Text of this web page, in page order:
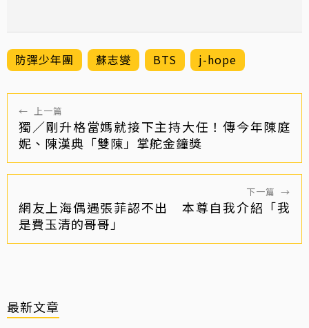
防彈少年團 蘇志燮 BTS j-hope
← 上一篇
獨／剛升格當媽就接下主持大任！傳今年陳庭
妮、陳漢典「雙陳」掌舵金鐘獎
下一篇 →
網友上海偶遇張菲認不出 本尊自我介紹「我
是費玉清的哥哥」
最新文章